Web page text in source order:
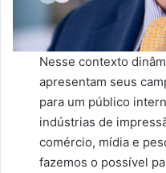
Nesse contexto
apresentam seus
para um público
indústrias de
comércio, mídia e
fazemos o possível